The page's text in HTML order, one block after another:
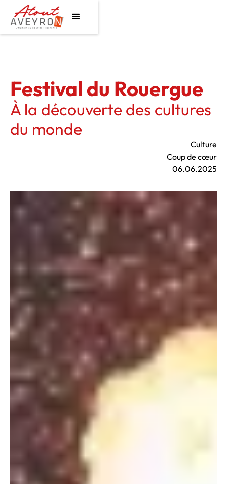
Festival du Rouergue
À la découverte des cultures
du monde
Culture
Coup de cœur
06.06.2025